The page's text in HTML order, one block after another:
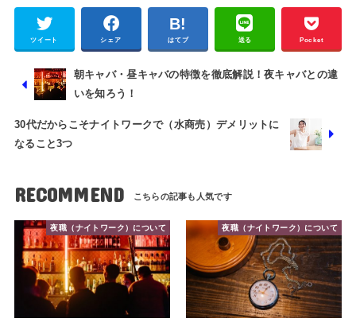
ツイート シェア はてブ 送る Pocket
朝キャバ・昼キャバの特徴を徹底解説！夜キャバとの違
いを知ろう！
30代だからこそナイトワークで（水商売）デメリットに
なること3つ
RECOMMEND
夜職（ナイトワーク）について 夜職（ナイトワーク）について